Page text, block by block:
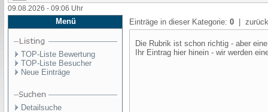
09.08.2026 - 09:06 Uhr
Menü
TOP-Liste Bewertung
TOP-Liste Besucher
Neue Einträge
Detailsuche
Einträge in dieser Kategorie: 0 |
Die Rubrik ist schon richtig - aber
Ihr Eintrag hier hinein - wir werden